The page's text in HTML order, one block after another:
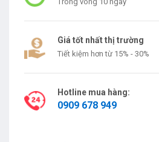
Giá tốt nhất thị trường
Tiết kiệm hơn từ 15% - 30%
Hotline mua hàng:
0909 678 949